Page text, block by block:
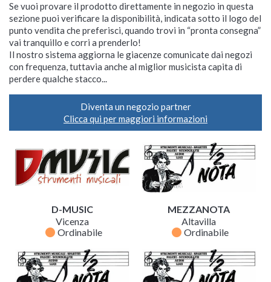
Se vuoi provare il prodotto direttamente in negozio in questa
sezione puoi verificare la disponibilità, indicata sotto il logo del
punto vendita che preferisci, quando trovi in “pronta consegna”
vai tranquillo e corri a prenderlo!
Il nostro sistema aggiorna le giacenze comunicate dai negozi
con frequenza, tuttavia anche al miglior musicista capita di
perdere qualche stacco...
Diventa un negozio partner
Clicca qui per maggiori informazioni
D-MUSIC
Vicenza
fiber_manual_record Ordinabile
MEZZANOTA
Altavilla
fiber_manual_record Ordinabile